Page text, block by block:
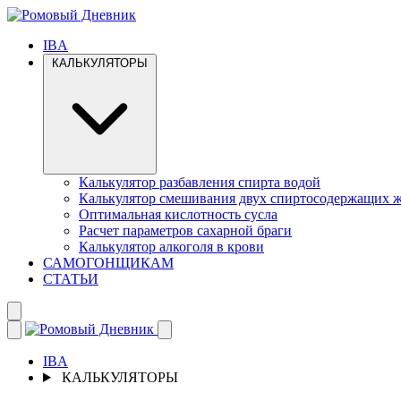
IBA
Калькулятор разбавления спирта водой
Калькулятор смешивания двух спиртосодержащих
Оптимальная кислотность сусла
Расчет параметров сахарной браги
Калькулятор алкоголя в крови
САМОГОНЩИКАМ
СТАТЬИ
IBA
КАЛЬКУЛЯТОРЫ